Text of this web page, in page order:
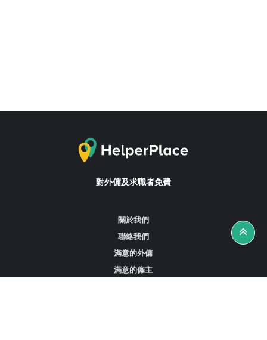
對外傭及求職者免費
關於我們
聯絡我們
滿意的外傭
滿意的僱主